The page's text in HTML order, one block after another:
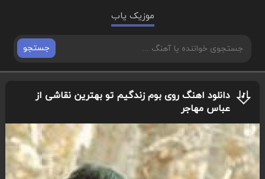
موزیک یاب
جستجو
دانلود اهنگ روی بوم زندگیم تو بهترین نقاشی از
عباس مهاجر